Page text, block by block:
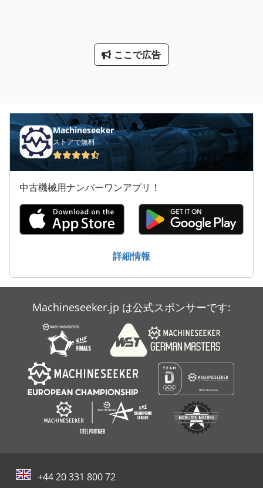
械は、堅牢な構造を構築するために不可欠な高品質のセメント
に最適な粒子サイズを保証します。🚀 🔧 超微粉砕ミルとは? 超
微粉砕ミルは、鉱物、化学物質、産業廃棄物などのさまざまな
トミルと超微細粉砕ミルを使用する主な利点 1. 高効率: 両方の
ミルは最大の効率を実現するように設計されており、処理時間
が短縮され、エネルギー消費が削減されます。🌿💡 2. 優れた粉
砕性能: 粒子サイズを正確に制御して、一貫した高品質の出力
を実現します。🏭 3. 汎用性: 幅広い材料に適しているため、さ
材料で構築されたこれらのミルは、要求の厳しい産業環境でも
長持ちするパフォーマンスを提供します。💪 📈 産業での用途
セメントミルの用途: 1. セメント生産: 建設プロジェクト用の高
品質セメントの製造に不可欠です。 2. インフラ開発: 道路、
の用途: 1. 鉱物処理: 先端材料用途向けの超微粉末の製造。 2.
化学製造: さまざまな工業プロセス向けのファインケミカルの
製造に使用。 3. 環境用途: リサイクルおよび再利用のための産
業廃棄物の粉砕。♻️ 🌟 結論 建設、材料処理、先端製造のいず
れの分野でも、セメントミルと超微粉砕ミルは欠かせないツー
ルです。その効率性、汎用性、優れた性能によ り、あらゆる生
産ラインに価値ある追加機能を提供します。これらの革新的な
マシンの詳細と、それが業務にどのような革命をもたらすかに
つい ては、今すぐお問い合わせください。📞
ここで広告
Machineseeker
ストアで無料
中古機械用ナンバーワンアプリ！
詳細情報
Machineseeker.jp は公式スポンサーです:
+44 20 331 800 72